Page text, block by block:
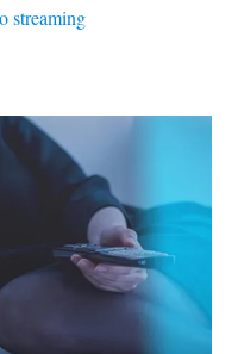
streaming